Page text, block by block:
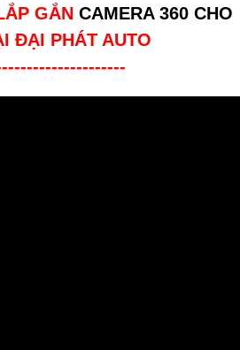
GẮN CAMERA 360 CHO
ĐẠI PHÁT AUTO